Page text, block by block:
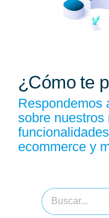
¿Cómo te
Respondemos
sobre nuestros
ecommerce y